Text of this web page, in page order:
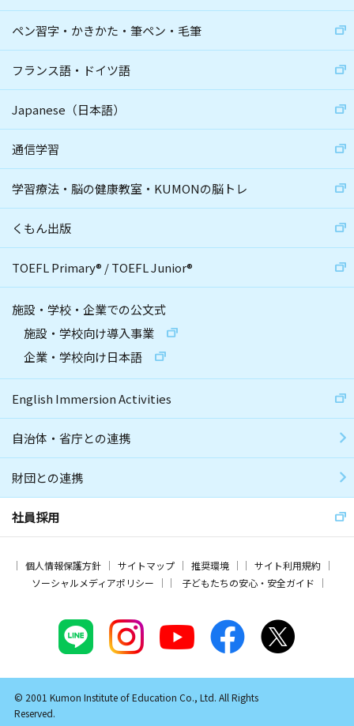
ペン習字・かきかた・筆ペン・毛筆
フランス語・ドイツ語
Japanese（日本語）
通信学習
学習療法・脳の健康教室・KUMONの脳トレ
くもん出版
TOEFL Primary® /TOEFL Junior®
施設・学校・企業での公文式
施設・学校向け導入事業
企業・学校向け日本語
English Immersion Activities
自治体・省庁との連携
財団との連携
社員採用
個人情報保護方針 サイトマップ 推奨環境
サイト利用規約
ソーシャルメディアポリシー
子どもたちの安心・安全ガイド
© 2001 Kumon Institute of Education Co., Ltd. All Rights
Reserved.